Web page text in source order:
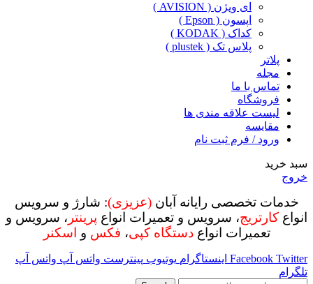
ای ویژن ( AVISION )
اپسون ( Epson )
کداک ( KODAK )
پلاس تک ( plustek )
پلاتر
مجله
تماس با ما
فروشگاه
لیست علاقه مندی ها
مقایسه
ورود / فرم ثبت نام
سبد خرید
خروج
خدمات تخصصی رایانه آبان (عزیزی): شارژ و سرویس
انواع کارتریج، سرویس و تعمیرات انواع پرینتر ، سرویس و
تعمیرات انواعدستگاه کپی، فکس و اسکنر
Facebook Twitter اینستاگرام یوتیوب پینترست واتس آپ واتس آپ
تلگرام